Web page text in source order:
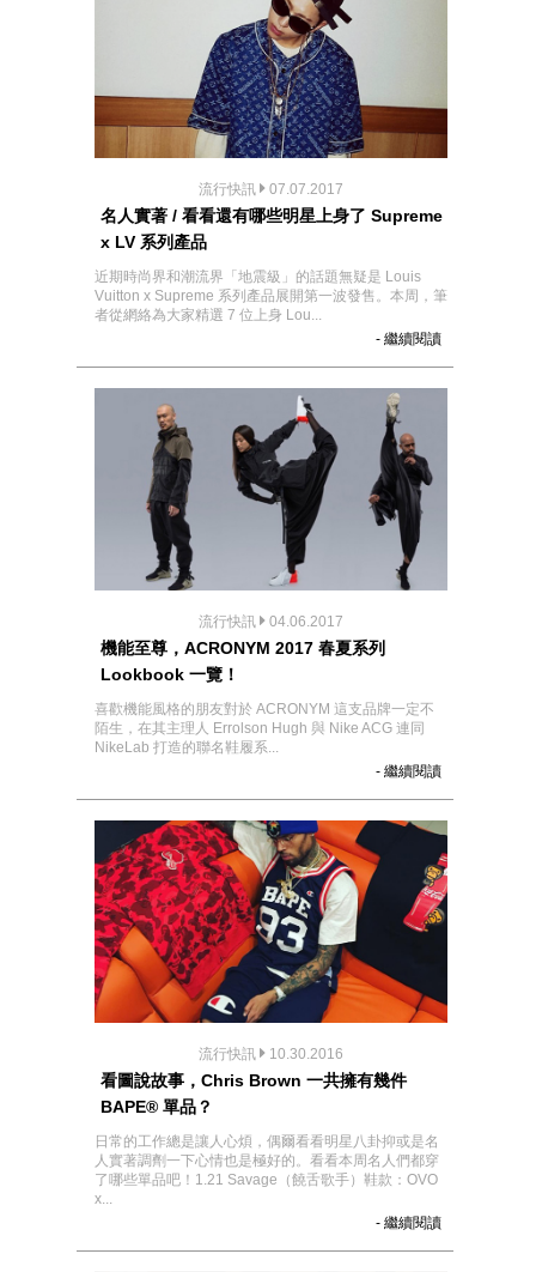
流行快訊 07.07.2017
名人實著 / 看看還有哪些明星上身了 Supreme
x LV 系列產品
近期時尚界和潮流界「地震級」的話題無疑是 Louis
Vuitton x Supreme 系列產品展開第一波發售。本周，筆
者從網絡為大家精選 7 位上身 Lou...
- 繼續閱讀
流行快訊 04.06.2017
機能至尊，ACRONYM 2017 春夏系列
Lookbook 一覽！
喜歡機能風格的朋友對於 ACRONYM 這支品牌一定不
陌生，在其主理人 Errolson Hugh 與 Nike ACG 連同
NikeLab 打造的聯名鞋履系...
- 繼續閱讀
流行快訊 10.30.2016
看圖說故事，Chris Brown 一共擁有幾件
BAPE® 單品？
日常的工作總是讓人心煩，偶爾看看明星八卦抑或是名
人實著調劑一下心情也是極好的。看看本周名人們都穿
了哪些單品吧！1.21 Savage（饒舌歌手）鞋款：OVO
x...
- 繼續閱讀